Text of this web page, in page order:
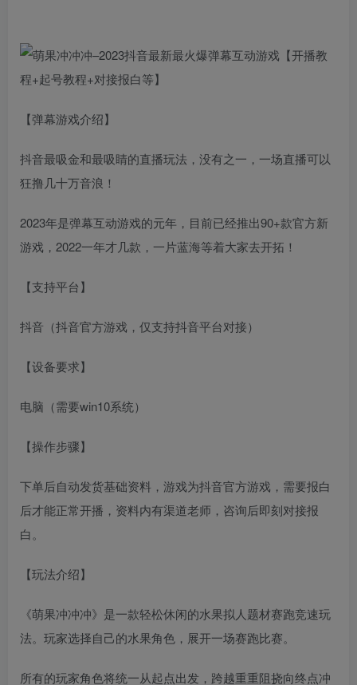
【弹幕游戏介绍】
抖音最吸金和最吸睛的直播玩法，没有之一，一场直播可以
狂撸几十万音浪！
2023年是弹幕互动游戏的元年，目前已经推出90+款官方新
游戏，2022一年才几款，一片蓝海等着大家去开拓！
【支持平台】
抖音（抖音官方游戏，仅支持抖音平台对接）
【设备要求】
电脑（需要win10系统）
【操作步骤】
下单后自动发货基础资料，游戏为抖音官方游戏，需要报白
后才能正常开播，资料内有渠道老师，咨询后即刻对接报
白。
【玩法介绍】
《萌果冲冲冲》是一款轻松休闲的水果拟人题材赛跑竞速玩
法。玩家选择自己的水果角色，展开一场赛跑比赛。
所有的玩家角色将统一从起点出发，跨越重重阻挠向终点冲